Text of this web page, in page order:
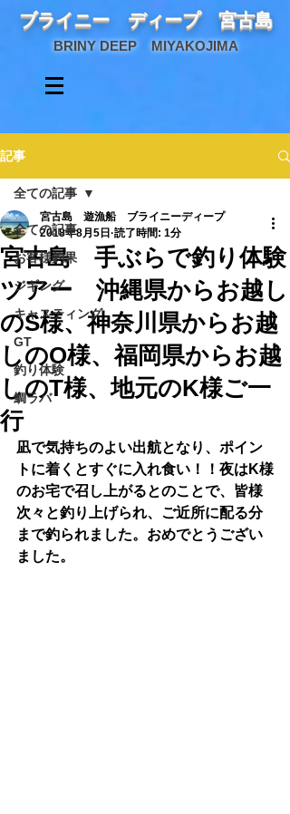
ブライニー ディープ 宮古島
BRINY DEEP MIYAKOJIMA
記事
全ての記事
お客様釣果
ジギング
キャスティング
GT
釣り体験
鯛ラバ
全ての記事
宮古島 手ぶらで釣り体験
ツアー 沖縄県からお越し
のS様、神奈川県からお越
しのO様、福岡県からお越
しのT様、地元のK様ご一
行
宮古島 遊漁船 ブライニーディープ
2018年8月5日 読了時間: 1分
凪で気持ちのよい出航となり、ポイン
トに着くとすぐに入れ食い！！夜はK様
のお宅で召し上がるとのことで、皆様
次々と釣り上げられ、ご近所に配る分
まで釣られました。おめでとうござい
ました。